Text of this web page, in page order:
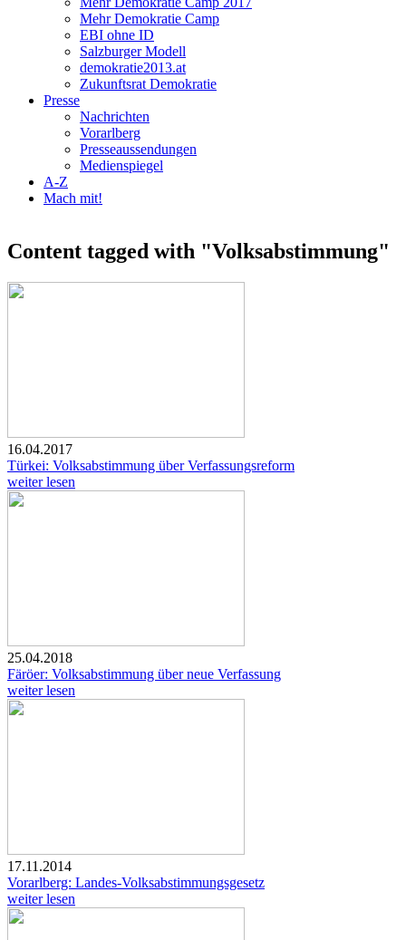
Mehr Demokratie Camp
EBI ohne ID
Salzburger Modell
demokratie2013.at
Zukunftsrat Demokratie
Presse
Nachrichten
Vorarlberg
Presseaussendungen
Medienspiegel
A-Z
Mach mit!
Content tagged with "Volksabstimmung"
16.04.2017
Türkei: Volksabstimmung über Verfassungsreform
weiter lesen
25.04.2018
Färöer: Volksabstimmung über neue Verfassung
weiter lesen
17.11.2014
Vorarlberg: Landes-Volksabstimmungsgesetz
weiter lesen